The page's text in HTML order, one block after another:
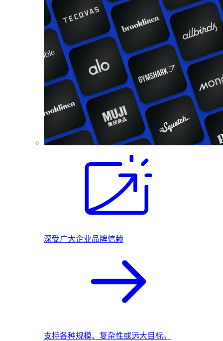
深受广大企业品牌信赖
支持各种规模、复杂性或远大目标。